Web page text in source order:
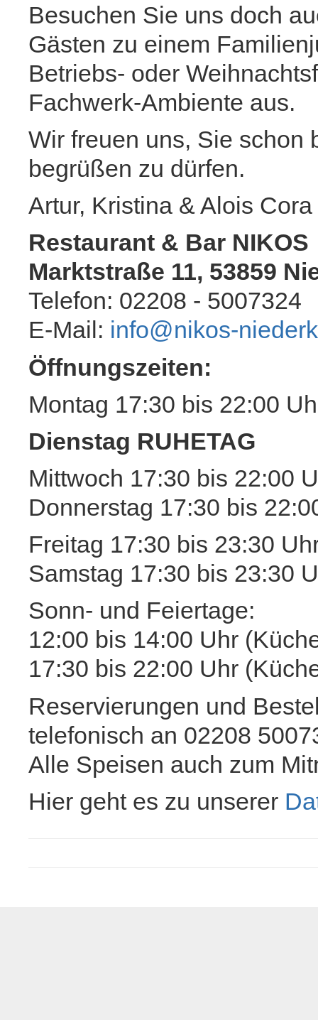
Besuchen Sie uns doch
Gästen zu einem
Betriebs- oder
Fachwerk-Ambiente aus.
Wir freuen uns, Sie schon
begrüßen zu dürfen.
Artur, Kristina & Alois Cora
Restaurant & Bar NIKOS
Marktstraße 11, 53859
Telefon: 02208 - 5007324
E-Mail: info@nikos-
Öffnungszeiten:
Montag 17:30 bis 22:00
Dienstag RUHETAG
Mittwoch 17:30 bis 22:00
Donnerstag 17:30 bis
Freitag 17:30 bis 23:30
Samstag 17:30 bis 23:30
Sonn- und Feiertage:
12:00 bis 14:00 Uhr
17:30 bis 22:00 Uhr
Reservierungen und
telefonisch an 02208
Alle Speisen auch zum
Hier geht es zu unserer